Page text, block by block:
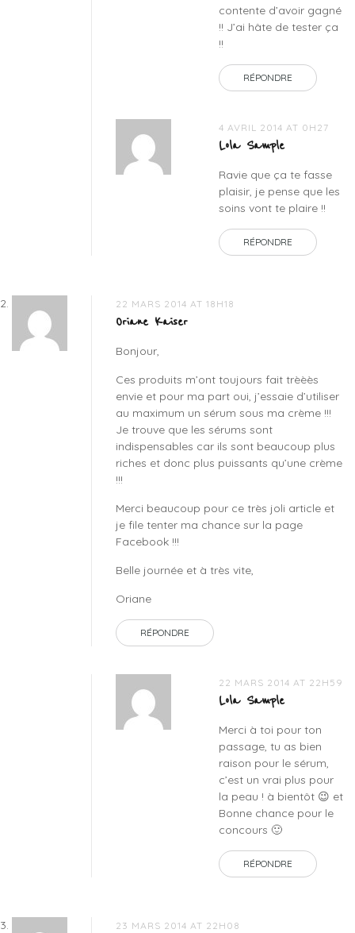
contente d’avoir gagné
!! J’ai hâte de tester ça
!!
RÉPONDRE
4 AVRIL 2014 AT 0H27
Lola Sample
Ravie que ça te fasse
plaisir, je pense que les
soins vont te plaire !!
RÉPONDRE
22 MARS 2014 AT 18H18
Oriane Kaiser
Bonjour,
Ces produits m’ont toujours fait trèèès
envie et pour ma part oui, j’essaie d’utiliser
au maximum un sérum sous ma crème !!!
Je trouve que les sérums sont
indispensables car ils sont beaucoup plus
riches et donc plus puissants qu’une crème
!!!
Merci beaucoup pour ce très joli article et
je file tenter ma chance sur la page
Facebook !!!
Belle journée et à très vite,
Oriane
RÉPONDRE
22 MARS 2014 AT 22H59
Lola Sample
Merci à toi pour ton
passage, tu as bien
raison pour le sérum,
c’est un vrai plus pour
la peau ! à bientôt 😉 et
Bonne chance pour le
concours 🙂
RÉPONDRE
23 MARS 2014 AT 22H08